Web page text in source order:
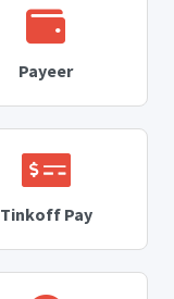
Payeer
Tinkoff Pay